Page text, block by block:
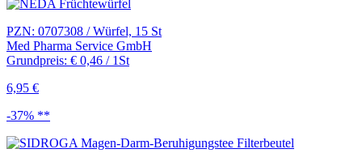
PZN: 0707308 / Würfel, 15 St
Med Pharma Service GmbH
Grundpreis: € 0,46 / 1St
6,95 €
-37% **